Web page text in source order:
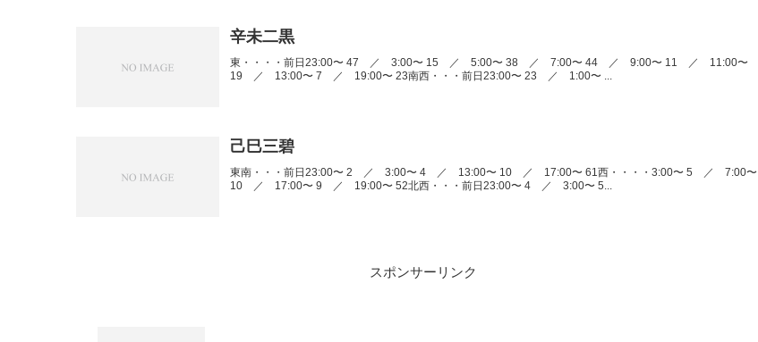
辛未二黒
東・・・・前日23:00〜 47 ／ 3:00〜 15 ／ 5:00〜 38 ／ 7:00〜 44 ／ 9:00〜 11 ／ 11:00〜
19 ／ 13:00〜 7 ／ 19:00〜 23南西・・・前日23:00〜 23 ／ 1:00〜 ...
己巳三碧
東南・・・前日23:00〜 2 ／ 3:00〜 4 ／ 13:00〜 10 ／ 17:00〜 61西・・・・3:00〜 5 ／ 7:00〜
10 ／ 17:00〜 9 ／ 19:00〜 52北西・・・前日23:00〜 4 ／ 3:00〜 5...
スポンサーリンク